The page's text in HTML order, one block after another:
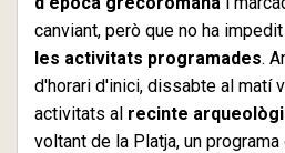
canviant, però que no ha
les activitats programades.
d'horari d'inici, dissabte al matí
activitats al recinte
voltant de la Platja, un